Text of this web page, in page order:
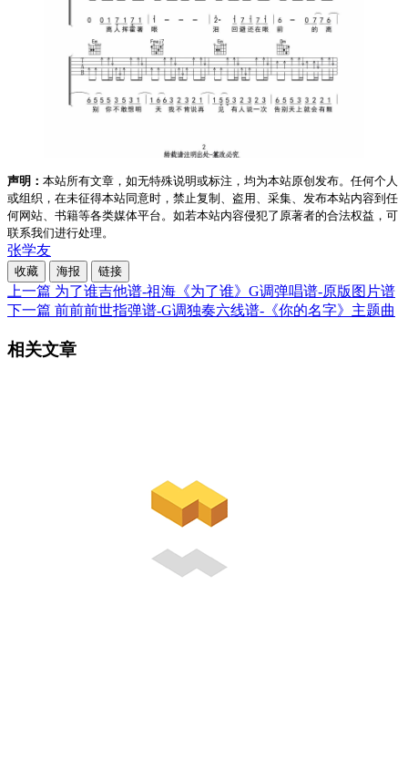
声明： 本站所有文章，如无特殊说明或标注，均为本站原创发布。任何个人
或组织，在未征得本站同意时，禁止复制、盗用、采集、发布本站内容到任
何网站、书籍等各类媒体平台。如若本站内容侵犯了原著者的合法权益，可
联系我们进行处理。
张学友
收藏 海报 链接
上一篇 为了谁吉他谱-祖海《为了谁》G调弹唱谱-原版图片谱
下一篇 前前前世指弹谱-G调独奏六线谱-《你的名字》主题曲
相关文章